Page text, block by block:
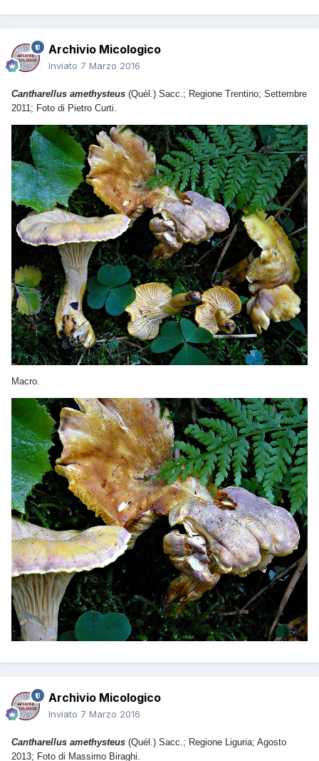
Archivio Micologico
Inviato 7 Marzo 2016
Cantharellus amethysteus (Quél.) Sacc.; Regione Trentino; Settembre
2011; Foto di Pietro Curti.
Macro.
Archivio Micologico
Inviato 7 Marzo 2016
Cantharellus amethysteus (Quél.) Sacc.; Regione Liguria; Agosto
2013; Foto di Massimo Biraghi.